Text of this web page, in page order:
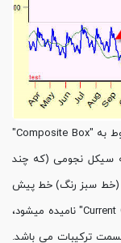
یکی از این خطوط، خط آبی رنگ، خط پیش بینی مربوط به "Composite Box"
سیکل نجومی (که چند
(خط سبز رنگ) خط پیش
بینی برای یک سیکل می باشد. این خط "Current Composite" نامیده میشود،
ترکیبات می باشد.